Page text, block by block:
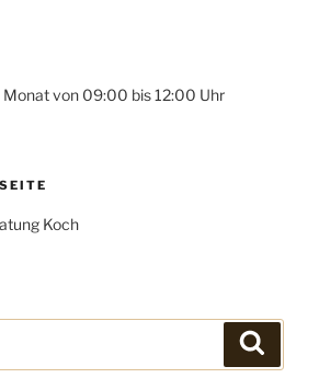
Monat von 09:00 bis 12:00 Uhr
Koch